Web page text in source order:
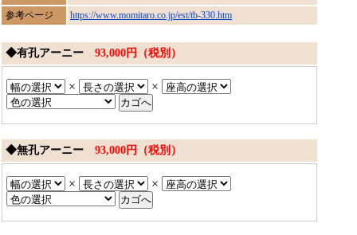
参考ページ
https://www.momitaro.co.jp/est/tb-330.htm
◆有孔アーニー 93,000円（税別）
× ×
◆無孔アーニー 93,000円（税別）
× ×